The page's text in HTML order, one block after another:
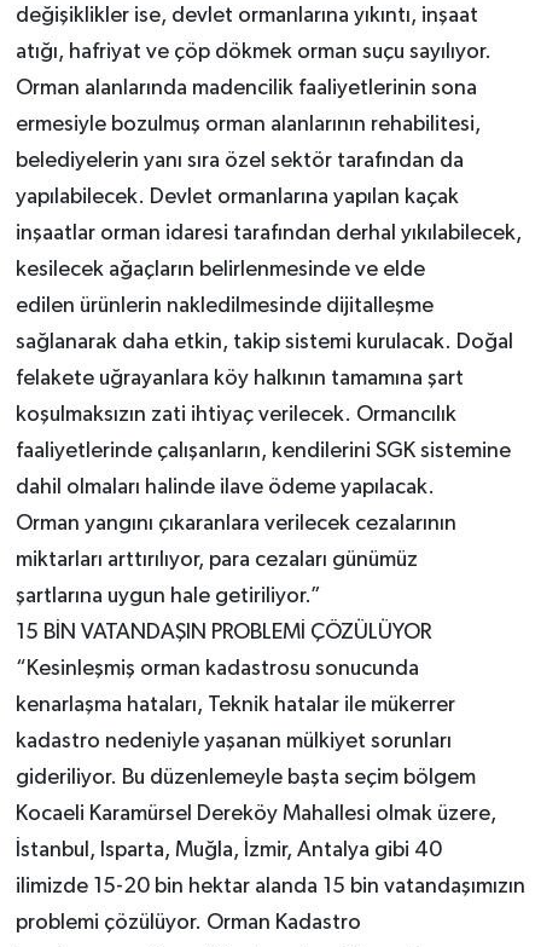
değişiklikler ise, devlet ormanlarına yıkıntı, inşaat
atığı, hafriyat ve çöp dökmek orman suçu sayılıyor.
Orman alanlarında madencilik faaliyetlerinin sona
ermesiyle bozulmuş orman alanlarının rehabilitesi,
belediyelerin yanı sıra özel sektör tarafından da
yapılabilecek. Devlet ormanlarına yapılan kaçak
inşaatlar orman idaresi tarafından derhal yıkılabilecek,
kesilecek ağaçların belirlenmesinde ve elde
edilen ürünlerin nakledilmesinde dijitalleşme
sağlanarak daha etkin, takip sistemi kurulacak. Doğal
felakete uğrayanlara köy halkının tamamına şart
koşulmaksızın zati ihtiyaç verilecek. Ormancılık
faaliyetlerinde çalışanların, kendilerini SGK sistemine
dahil olmaları halinde ilave ödeme yapılacak.
Orman yangını çıkaranlara verilecek cezalarının
miktarları arttırılıyor, para cezaları günümüz
şartlarına uygun hale getiriliyor.”
15 BİN VATANDAŞIN PROBLEMİ ÇÖZÜLÜYOR
“Kesinleşmiş orman kadastrosu sonucunda
kenarlaşma hataları, Teknik hatalar ile mükerrer
kadastro nedeniyle yaşanan mülkiyet sorunları
gideriliyor. Bu düzenlemeyle başta seçim bölgem
Kocaeli Karamürsel Dereköy Mahallesi olmak üzere,
İstanbul, Isparta, Muğla, İzmir, Antalya gibi 40
ilimizde 15-20 bin hektar alanda 15 bin vatandaşımızın
problemi çözülüyor. Orman Kadastro